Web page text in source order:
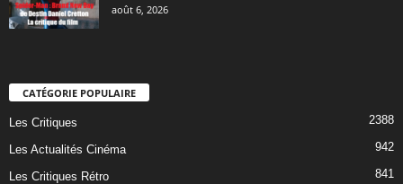
août 6, 2026
CATÉGORIE POPULAIRE
Les Critiques 2388
Les Actualités Cinéma 942
Les Critiques Rétro 841